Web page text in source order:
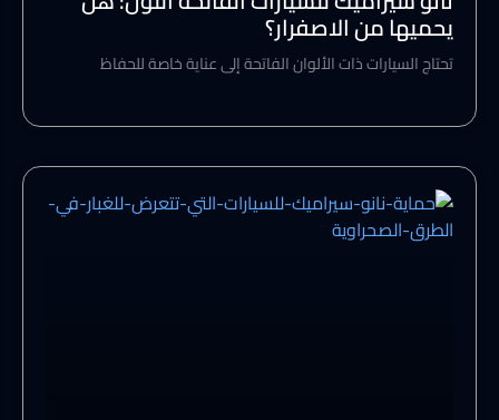
يحميها من الاصفرار؟
تحتاج السيارات ذات الألوان الفاتحة إلى عناية خاصة للحفاظ